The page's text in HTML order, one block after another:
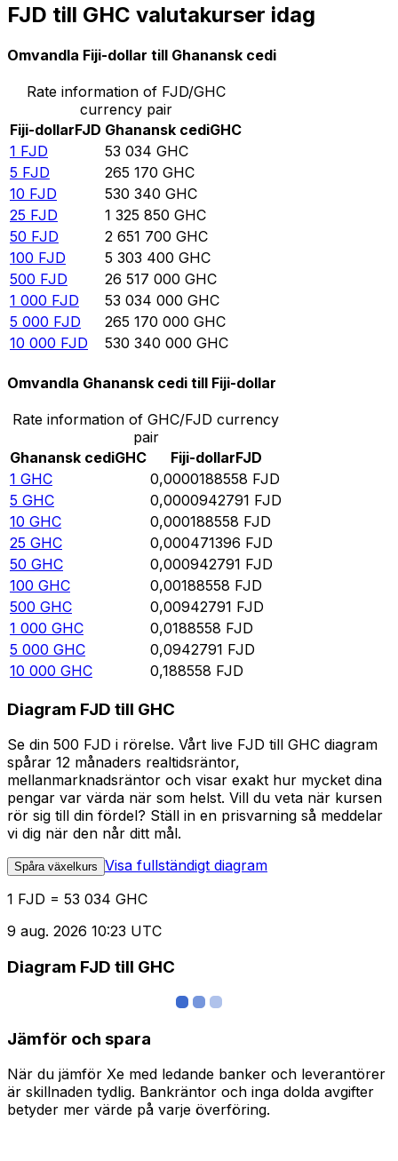
FJD till GHC valutakurser idag
Omvandla Fiji-dollar till Ghanansk cedi
Rate information of FJD/GHC
currency pair
Fiji-dollarFJD Ghanansk cediGHC
1 FJD 53 034 GHC
5 FJD 265 170 GHC
10 FJD 530 340 GHC
25 FJD 1 325 850 GHC
50 FJD 2 651 700 GHC
100 FJD 5 303 400 GHC
500 FJD 26 517 000 GHC
1 000 FJD 53 034 000 GHC
5 000 FJD 265 170 000 GHC
10 000 FJD 530 340 000 GHC
Omvandla Ghanansk cedi till Fiji-dollar
Rate information of GHC/FJD currency
pair
Ghanansk cediGHC Fiji-dollarFJD
1 GHC 0,0000188558 FJD
5 GHC 0,0000942791 FJD
10 GHC 0,000188558 FJD
25 GHC 0,000471396 FJD
50 GHC 0,000942791 FJD
100 GHC 0,00188558 FJD
500 GHC 0,00942791 FJD
1 000 GHC 0,0188558 FJD
5 000 GHC 0,0942791 FJD
10 000 GHC 0,188558 FJD
Diagram FJD till GHC
Se din 500 FJD i rörelse. Vårt live FJD till GHC diagram
spårar 12 månaders realtidsräntor,
mellanmarknadsräntor och visar exakt hur mycket dina
pengar var värda när som helst. Vill du veta när kursen
rör sig till din fördel? Ställ in en prisvarning så meddelar
vi dig när den når ditt mål.
Spåra växelkurs Visa fullständigt diagram
1 FJD = 53 034 GHC
9 aug. 2026 10:23 UTC
Diagram FJD till GHC
Jämför och spara
När du jämför Xe med ledande banker och leverantörer
är skillnaden tydlig. Bankräntor och inga dolda avgifter
betyder mer värde på varje överföring.